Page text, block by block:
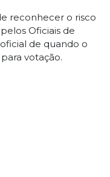
reconhecer o risco
Oficiais de
de quando o
votação.